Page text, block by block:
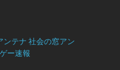
ンテナ 社会の窓アン
ー速報